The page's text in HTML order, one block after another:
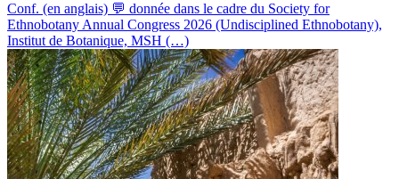
Conf. (en anglais) 💬 donnée dans le cadre du Society for
Ethnobotany Annual Congress 2026 (Undisciplined Ethnobotany),
Institut de Botanique, MSH (…)